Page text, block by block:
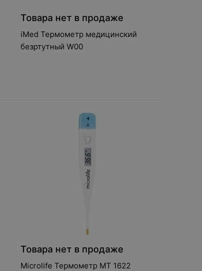
Товара нет в продаже
iMed Термометр медицинский
безртутный W00
Товара нет в продаже
Microlife Термометр MT 1622